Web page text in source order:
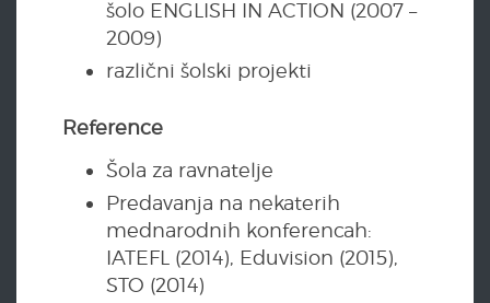
šolo ENGLISH IN ACTION (2007 –
2009)
različni šolski projekti
Reference
Šola za ravnatelje
Predavanja na nekaterih
mednarodnih konferencah:
IATEFL (2014), Eduvision (2015),
STO (2014)